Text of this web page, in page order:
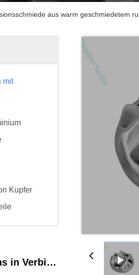
aus warm geschmiedetem
mit
Kupfer